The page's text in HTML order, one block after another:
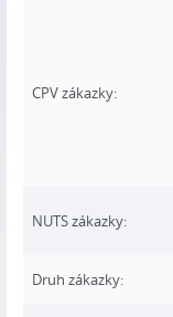
CPV zákazky:
NUTS zákazky:
Druh zákazky: